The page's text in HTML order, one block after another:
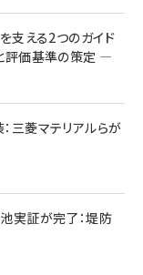
支える2つのガイド
評価基準の策定 ―
三菱マテリアルらが
実証が完了：堤防